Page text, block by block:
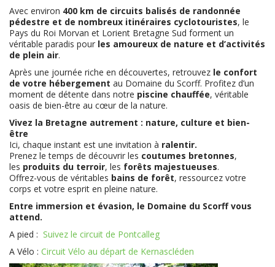
Avec environ 400 km de circuits balisés de randonnée
pédestre et de nombreux itinéraires cyclotouristes, le
Pays du Roi Morvan et Lorient Bretagne Sud forment un
véritable paradis pour les amoureux de nature et d’activités
de plein air.
Après une journée riche en découvertes, retrouvez le confort
de votre hébergement au Domaine du Scorff. Profitez d’un
moment de détente dans notre piscine chauffée, véritable
oasis de bien-être au cœur de la nature.
Vivez la Bretagne autrement : nature, culture et bien-
être
Ici, chaque instant est une invitation à ralentir.
Prenez le temps de découvrir les coutumes bretonnes,
les produits du terroir, les forêts majestueuses.
Offrez-vous de véritables bains de forêt, ressourcez votre
corps et votre esprit en pleine nature.
Entre immersion et évasion, le Domaine du Scorff vous
attend.
A pied : Suivez le circuit de Pontcalleg
A Vélo : Circuit Vélo au départ de Kernascléden